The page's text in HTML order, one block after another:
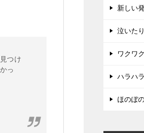
つけ
っ
新しい
泣いた
ワクワ
ハラハ
ほのぼ